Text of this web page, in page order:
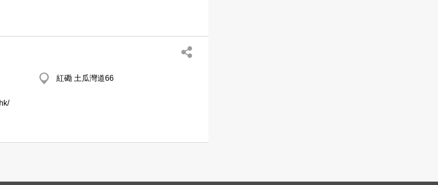
紅磡 土瓜灣道66